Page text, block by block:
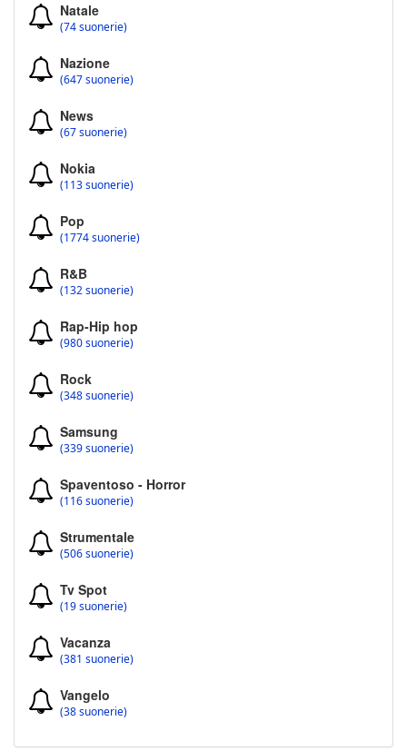
Natale
(74 suonerie)
Nazione
(647 suonerie)
News
(67 suonerie)
Nokia
(113 suonerie)
Pop
(1774 suonerie)
R&B
(132 suonerie)
Rap-Hip hop
(980 suonerie)
Rock
(348 suonerie)
Samsung
(339 suonerie)
Spaventoso - Horror
(116 suonerie)
Strumentale
(506 suonerie)
Tv Spot
(19 suonerie)
Vacanza
(381 suonerie)
Vangelo
(38 suonerie)